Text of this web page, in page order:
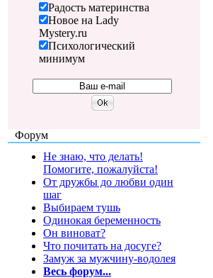
Радость материнства
Новое на Lady
Mystery.ru
Психологический
минимум
Форум
Не знаю, что делать!
Помогите, пожалуйста!
От дружбы до любви один
шаг
Выбираем тушь
Одинокая беременность
Он виноват?
Что почитать на досуге?
Замуж за мужчину-водолея
Весь форум...